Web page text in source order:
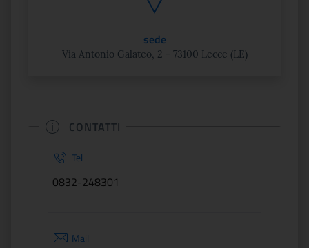
sede
Via Antonio Galateo, 2 - 73100 Lecce (LE)
CONTATTI
Tel
0832-248301
Mail